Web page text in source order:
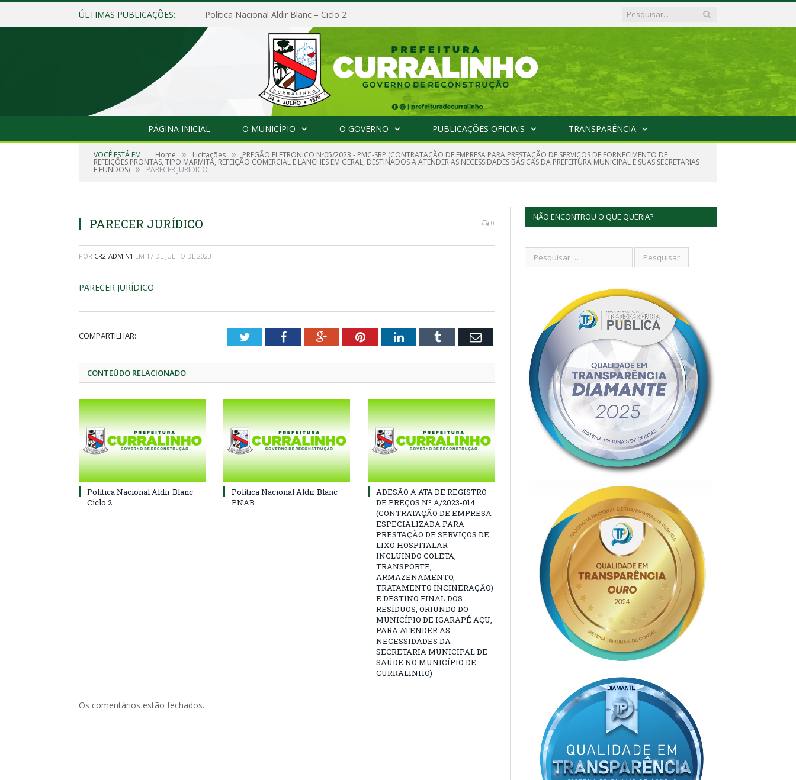
ÚLTIMAS PUBLICAÇÕES: Política Nacional Aldir Blanc – Ciclo 2
PÁGINA INICIAL O MUNICÍPIO O GOVERNO PUBLICAÇÕES OFICIAIS TRANSPARÊNCIA
VOCÊ ESTÁ EM: Home » Licitações » PREGÃO ELETRONICO Nº05/2023 - PMC-SRP (CONTRATAÇÃO DE EMPRESA PARA PRESTAÇÃO DE SERVIÇOS DE FORNECIMENTO DE
REFEIÇÕES PRONTAS, TIPO MARMITA, REFEIÇÃO COMERCIAL E LANCHES EM GERAL, DESTINADOS A ATENDER AS NECESSIDADES BÁSICAS DA PREFEITURA MUNICIPAL E SUAS SECRETARIAS
E FUNDOS) » PARECER JURÍDICO
PARECER JURÍDICO 0
POR CR2-ADMIN1 EM 17 DE JULHO DE 2023
PARECER JURÍDICO
COMPARTILHAR: TwitterFacebookGoogle+PinterestLinkedInTumblr Email
CONTEÚDO RELACIONADO
Política Nacional Aldir Blanc –
Ciclo 2
Política Nacional Aldir Blanc –
PNAB
ADESÃO A ATA DE REGISTRO
DE PREÇOS Nº A/2023-014
(CONTRATAÇÃO DE EMPRESA
ESPECIALIZADA PARA
PRESTAÇÃO DE SERVIÇOS DE
LIXO HOSPITALAR
INCLUINDO COLETA,
TRANSPORTE,
ARMAZENAMENTO,
TRATAMENTO INCINERAÇÃO)
E DESTINO FINAL DOS
RESÍDUOS, ORIUNDO DO
MUNICÍPIO DE IGARAPÉ AÇU,
PARA ATENDER AS
NECESSIDADES DA
SECRETARIA MUNICIPAL DE
SAÚDE NO MUNICÍPIO DE
CURRALINHO)
Os comentários estão fechados.
NÃO ENCONTROU O QUE QUERIA?